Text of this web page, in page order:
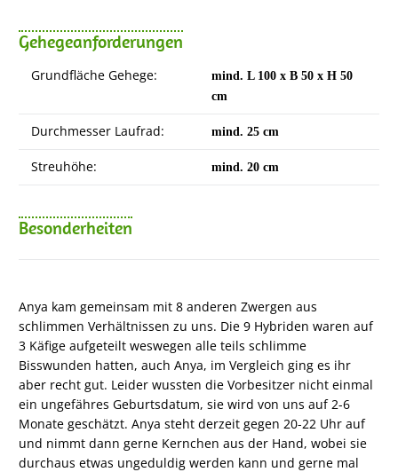
Gehegeanforderungen
Grundfläche Gehege:
mind. L 100 x B 50 x H 50
cm
Durchmesser Laufrad: mind. 25 cm
Streuhöhe: mind. 20 cm
Besonderheiten
Anya kam gemeinsam mit 8 anderen Zwergen aus
schlimmen Verhältnissen zu uns. Die 9 Hybriden waren auf
3 Käfige aufgeteilt weswegen alle teils schlimme
Bisswunden hatten, auch Anya, im Vergleich ging es ihr
aber recht gut. Leider wussten die Vorbesitzer nicht einmal
ein ungefähres Geburtsdatum, sie wird von uns auf 2-6
Monate geschätzt. Anya steht derzeit gegen 20-22 Uhr auf
und nimmt dann gerne Kernchen aus der Hand, wobei sie
durchaus etwas ungeduldig werden kann und gerne mal